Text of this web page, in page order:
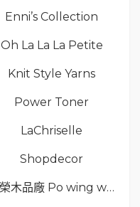
Enni’s Collection
Oh La La La Petite
Knit Style Yarns
Power Toner
LaChriselle
Shopdecor
寶榮木品廠 Po wing wood